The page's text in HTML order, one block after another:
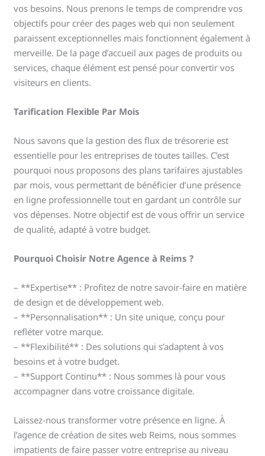
vos besoins. Nous prenons le temps de comprendre vos
objectifs pour créer des pages web qui non seulement
paraissent exceptionnelles mais fonctionnent également à
merveille. De la page d’accueil aux pages de produits ou
services, chaque élément est pensé pour convertir vos
visiteurs en clients.
Tarification Flexible Par Mois
Nous savons que la gestion des flux de trésorerie est
essentielle pour les entreprises de toutes tailles. C’est
pourquoi nous proposons des plans tarifaires ajustables
par mois, vous permettant de bénéficier d’une présence
en ligne professionnelle tout en gardant un contrôle sur
vos dépenses. Notre objectif est de vous offrir un service
de qualité, adapté à votre budget.
Pourquoi Choisir Notre Agence à Reims ?
– **Expertise** : Profitez de notre savoir-faire en matière
de design et de développement web.
– **Personnalisation** : Un site unique, conçu pour
refléter votre marque.
– **Flexibilité** : Des solutions qui s’adaptent à vos
besoins et à votre budget.
– **Support Continu** : Nous sommes là pour vous
accompagner dans votre croissance digitale.
Laissez-nous transformer votre présence en ligne. À
l’agence de création de sites web Reims, nous sommes
impatients de faire passer votre entreprise au niveau